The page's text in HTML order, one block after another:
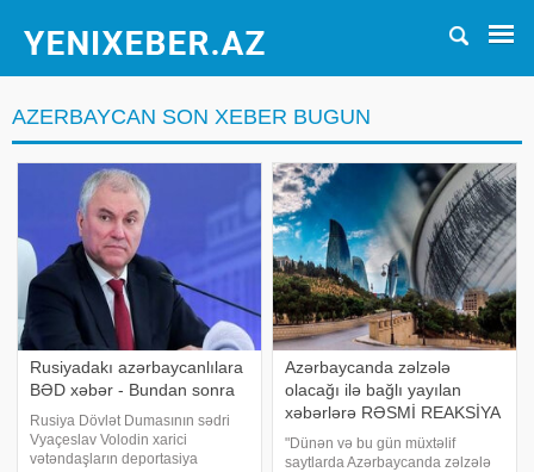
AZERBAYCAN SON XEBER BUGUN
Rusiyadakı azərbaycanlılara
BƏD xəbər - Bundan sonra
Rusiya Dövlət Dumasının sədri
Vyaçeslav Volodin xarici
vətəndaşların deportasiya
Azərbaycanda zəlzələ
olacağı ilə bağlı yayılan
xəbərlərə RƏSMİ REAKSİYA
"Dünən və bu gün müxtəlif
saytlarda Azərbaycanda zəlzələ